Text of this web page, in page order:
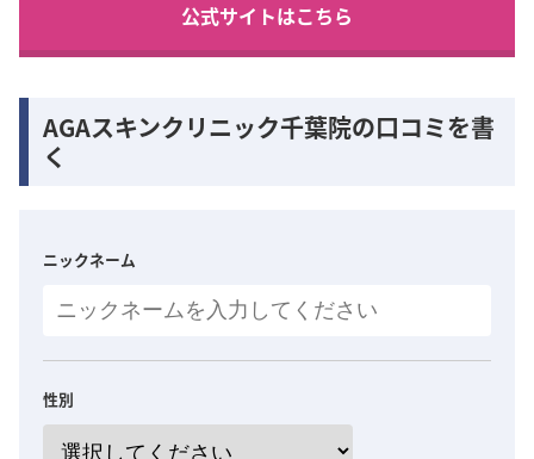
公式サイトはこちら
AGAスキンクリニック千葉院の口コミを書
く
ニックネーム
性別